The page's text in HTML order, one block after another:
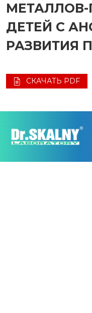
ДЕТЕЙ С
РАЗВИТИЯ
СКАЧАТЬ PDF